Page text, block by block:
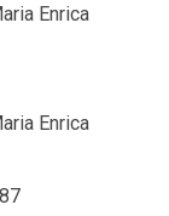
Enrica
Enrica